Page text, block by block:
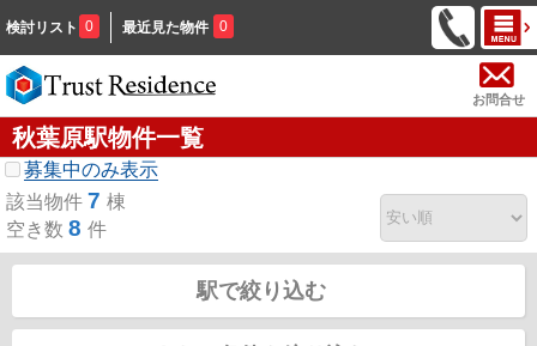
検討リスト 0 最近見た物件 0
お問合せ
秋葉原駅物件一覧
募集中のみ表示
該当物件 7 棟
空き数 8 件
駅で絞り込む